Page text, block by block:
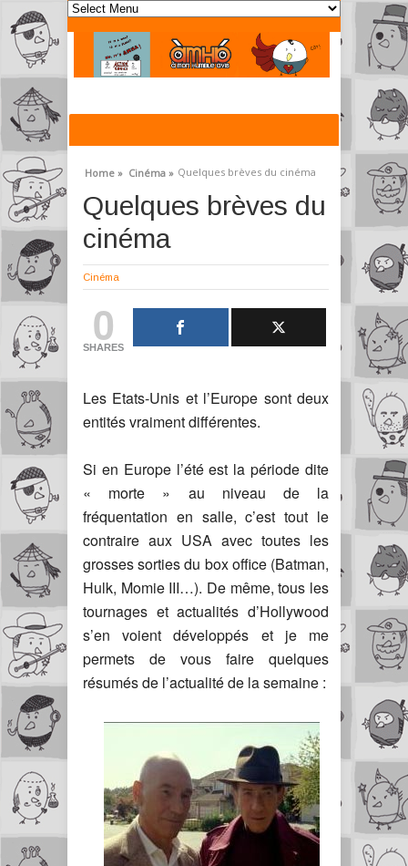
Home » Cinéma » Quelques brèves du cinéma
Quelques brèves du
cinéma
Cinéma
0
SHARES
Les Etats-Unis et l’Europe sont deux
entités vraiment différentes.
Si en Europe l’été est la période dite
« morte » au niveau de la
fréquentation en salle, c’est tout le
contraire aux USA avec toutes les
grosses sorties du box office (Batman,
Hulk, Momie III…). De même, tous les
tournages et actualités d’Hollywood
s’en voient développés et je me
permets de vous faire quelques
résumés de l’actualité de la semaine :